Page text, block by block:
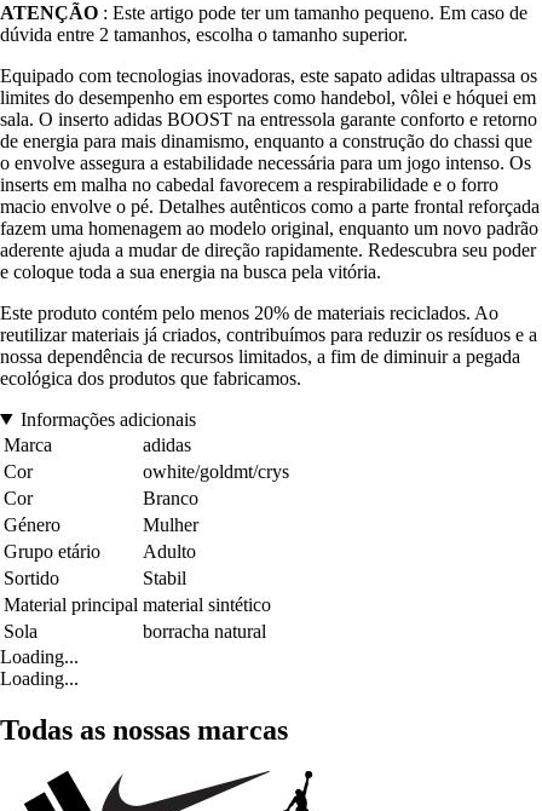
ATENÇÃO : Este artigo pode ter um tamanho pequeno. Em caso de
dúvida entre 2 tamanhos, escolha o tamanho superior.
Equipado com tecnologias inovadoras, este sapato adidas ultrapassa os
limites do desempenho em esportes como handebol, vôlei e hóquei em
sala. O inserto adidas BOOST na entressola garante conforto e retorno
de energia para mais dinamismo, enquanto a construção do chassi que
o envolve assegura a estabilidade necessária para um jogo intenso. Os
inserts em malha no cabedal favorecem a respirabilidade e o forro
macio envolve o pé. Detalhes autênticos como a parte frontal reforçada
fazem uma homenagem ao modelo original, enquanto um novo padrão
aderente ajuda a mudar de direção rapidamente. Redescubra seu poder
e coloque toda a sua energia na busca pela vitória.
Este produto contém pelo menos 20% de materiais reciclados. Ao
reutilizar materiais já criados, contribuímos para reduzir os resíduos e a
nossa dependência de recursos limitados, a fim de diminuir a pegada
ecológica dos produtos que fabricamos.
Informações adicionais
Marca
adidas
Cor
owhite/goldmt/crys
Cor
Branco
Género
Mulher
Grupo etário
Adulto
Sortido
Stabil
Material principal material sintético
Sola
borracha natural
Loading...
Loading...
Todas as nossas marcas